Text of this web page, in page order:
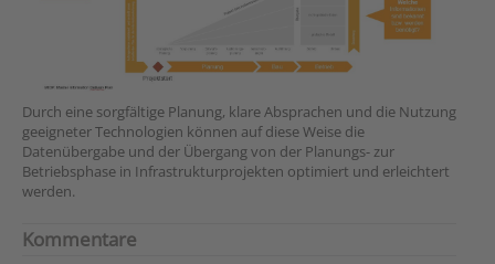
Durch eine sorgfältige Planung, klare Absprachen und die Nutzung
geeigneter Technologien können auf diese Weise die
Datenübergabe und der Übergang von der Planungs- zur
Betriebsphase in Infrastrukturprojekten optimiert und erleichtert
werden.
Kommentare